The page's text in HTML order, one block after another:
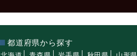
都道府県から探す